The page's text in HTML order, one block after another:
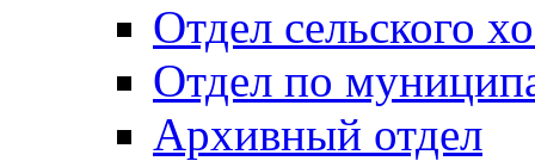
Отдел сельского
Отдел по
Архивный отдел